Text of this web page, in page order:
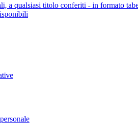
a qualsiasi titolo conferiti - in formato